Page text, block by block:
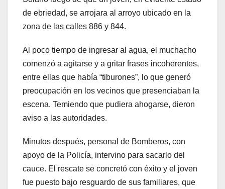
de ebriedad, se arrojara al arroyo ubicado en la
zona de las calles 886 y 844.
Al poco tiempo de ingresar al agua, el muchacho
comenzó a agitarse y a gritar frases incoherentes,
entre ellas que había “tiburones”, lo que generó
preocupación en los vecinos que presenciaban la
escena. Temiendo que pudiera ahogarse, dieron
aviso a las autoridades.
Minutos después, personal de Bomberos, con
apoyo de la Policía, intervino para sacarlo del
cauce. El rescate se concretó con éxito y el joven
fue puesto bajo resguardo de sus familiares, que